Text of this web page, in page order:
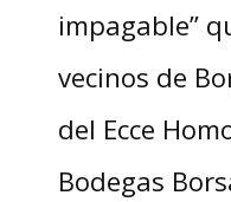
impagable”
vecinos de
del Ecce
Bodegas